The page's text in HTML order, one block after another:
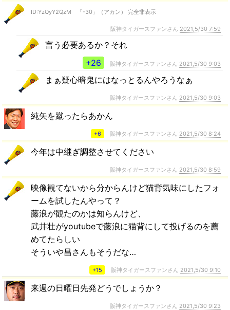
ID:YzQyY2QzM 「-30」（アカン） 完全非表示
阪神タイガースファンさん 2021,5/30 7:59
言う必要あるか？それ
+26
阪神タイガースファンさん 2021,5/30 9:03
まぁ疑心暗鬼にはなっとるんやろうなぁ
阪神タイガースファンさん 2021,5/30 9:03
純矢を蹴ったらあかん
+6 阪神タイガースファンさん 2021,5/30 8:24
今年は中継ぎ調整させてください
阪神タイガースファンさん 2021,5/30 8:59
映像観てないから分からんけど猫背気味にしたフォ
ームを試したんやって？
藤浪が観たのかは知らんけど、
武井壮がyoutubeで藤浪に猫背にして投げるのを薦
めてたらしい
そういや昌さんもそうだな…
+15 阪神タイガースファンさん 2021,5/30 9:10
来週の日曜日先発どうでしょうか？
阪神タイガースファンさん 2021,5/30 9:23